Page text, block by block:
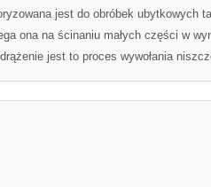
jest do obróbek ubytkowych
ona na ścinaniu małych części w
jest to proces wywołania